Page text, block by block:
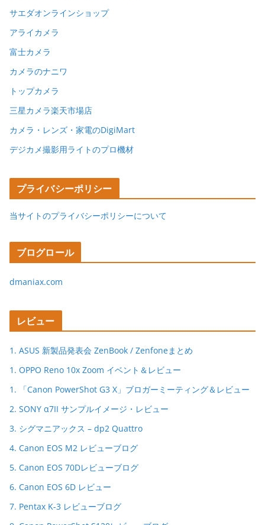
サエダオンラインショップ
アライカメラ
富士カメラ
カメラのナニワ
トップカメラ
三星カメラ楽天市場店
カメラ・レンズ・家電のDigiMart
デジカメ撮影用ライトのプロ機材
プライバシーポリシー
当サイトのプライバシーポリシーについて
ブログロール
dmaniax.com
レビュー
1. ASUS 新製品発表会 ZenBook / Zenfoneまとめ
1. OPPO Reno 10x Zoom イベント＆レビュー
1. 「Canon PowerShot G3 X」ブロガーミーティング＆レビュー
2. SONY α7II サンプルイメージ・レビュー
3. シグマニアックス – dp2 Quattro
4. Canon EOS M2 レビューブログ
5. Canon EOS 70Dレビューブログ
6. Canon EOS 6D レビュー
7. Pentax K-3 レビューブログ